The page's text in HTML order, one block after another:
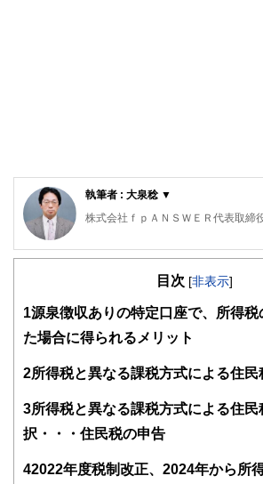
執筆者 : 大泉稔 ▼
株式会社ｆｐＡＮＳＷＥＲ代表取締
専門学校東京スクールオブビジネス
刑務所職員、電鉄系タクシー会社事
現在に至っています。講師や執筆者
てきました。ご相談を頂く属性と内
や投資、それに不動産。また２０〜
ポーツジム、箱根の温泉巡り、そし
目次 [非表示]
1源泉徴収ありの特定口座で、所得税
た場合に得られるメリット
2所得税と異なる課税方式による住民
3所得税と異なる課税方式による住民
択・・・住民税の申告
42022年度税制改正、2024年から所